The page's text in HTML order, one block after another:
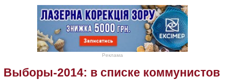
Реклама
Выборы-2014: в списке коммунистов